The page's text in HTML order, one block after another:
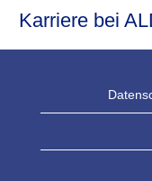
Karriere bei